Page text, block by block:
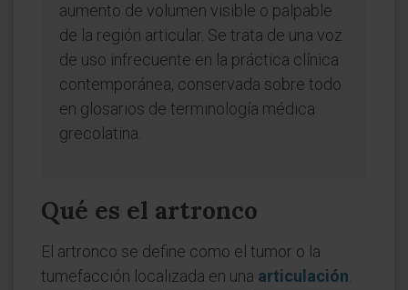
aumento de volumen visible o palpable
de la región articular. Se trata de una voz
de uso infrecuente en la práctica clínica
contemporánea, conservada sobre todo
en glosarios de terminología médica
grecolatina.
Qué es el artronco
El artronco se define como el tumor o la
tumefacción localizada en una articulación